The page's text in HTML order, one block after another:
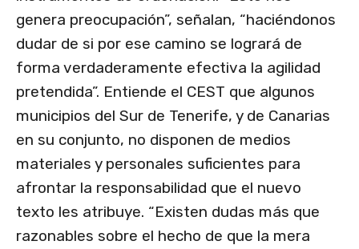
genera preocupación”, señalan, “haciéndonos
dudar de si por ese camino se logrará de
forma verdaderamente efectiva la agilidad
pretendida”. Entiende el CEST que algunos
municipios del Sur de Tenerife, y de Canarias
en su conjunto, no disponen de medios
materiales y personales suficientes para
afrontar la responsabilidad que el nuevo
texto les atribuye. “Existen dudas más que
razonables sobre el hecho de que la mera